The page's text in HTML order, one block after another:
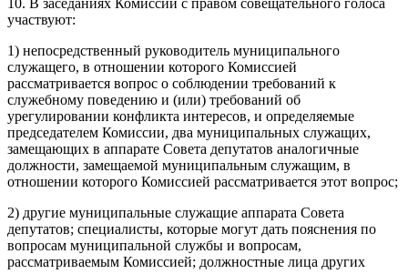
участвуют:
1) непосредственный руководитель муниципального
служащего, в отношении которого Комиссией
рассматривается вопрос о соблюдении требований к
служебному поведению и (или) требований об
урегулировании конфликта интересов, и определяемые
председателем Комиссии, два муниципальных служащих,
замещающих в аппарате Совета депутатов аналогичные
должности, замещаемой муниципальным служащим, в
отношении которого Комиссией рассматривается этот вопрос;
2) другие муниципальные служащие аппарата Совета
депутатов; специалисты, которые могут дать пояснения по
вопросам муниципальной службы и вопросам,
рассматриваемым Комиссией; должностные лица других